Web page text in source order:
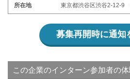
所在地 東京都渋谷区渋谷2-12-9
募集再開時に通知
この企業のインターン参加者の